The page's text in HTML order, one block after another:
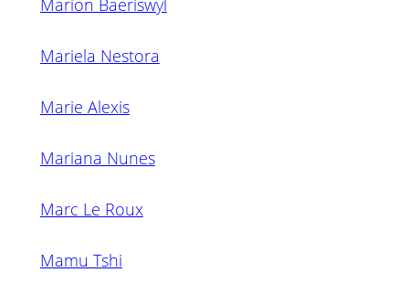
Mariela Nestora
Marie Alexis
Mariana Nunes
Marc Le Roux
Mamu Tshi